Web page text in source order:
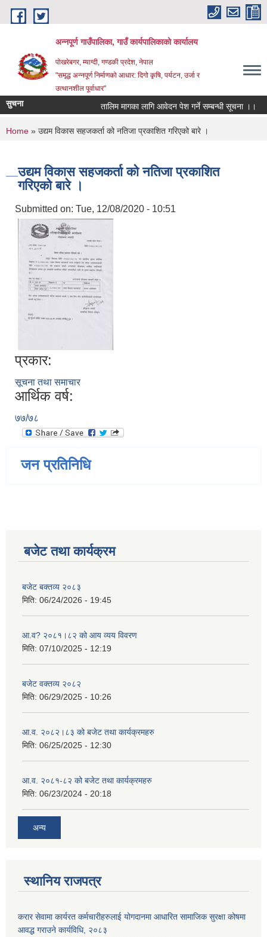
Skip to main content
अन्‍नपूर्ण गाउँपालिका, गाउँ कार्यपालिकाको कार्यालय
पोखरेबगर, म्याग्दी, गण्डकी प्रदेश, नेपाल
"समृद्ध अन्‍नपूर्ण निर्माणको आधार: दिगो कृषि, पर्यटन, उर्जा र
उत्थानशील पूर्वाधार"
सुचना तालिम मागका लागि आवेदन पेश गर्ने सम्बन्धी सूचना ।।
You are here
Home » उद्यम विकास सहजकर्ता को नतिजा प्रकाशित गरिएको बारे ।
उद्यम विकास सहजकर्ता को नतिजा प्रकाशित
गरिएको बारे ।
Submitted on: Tue, 12/08/2020 - 10:51
प्रकार:
सूचना तथा समाचार
आर्थिक वर्ष:
७७/७८
जन प्रतिनिधि
बजेट तथा कार्यक्रम
बजेट बक्तव्य २०८३
मिति: 06/24/2026 - 19:45
आ.व? २०८१।८२ को आय व्यय विवरण
मिति: 07/10/2025 - 12:19
बजेट वक्तव्य २०८२
मिति: 06/29/2025 - 10:26
आ.व. २०८२।८३ को बजेट तथा कार्यक्रमहरु
मिति: 06/25/2025 - 12:30
आ.व. २०८१-८२ को बजेट तथा कार्यक्रमहरु
मिति: 06/23/2024 - 20:18
अन्य
स्थानिय राजपत्र
करार सेवामा कार्यरत कर्मचारीहरुलाई योगदानमा आधारित सामाजिक सुरक्षा कोषमा
आवद्ध गराउने कार्यविधि, २०८३